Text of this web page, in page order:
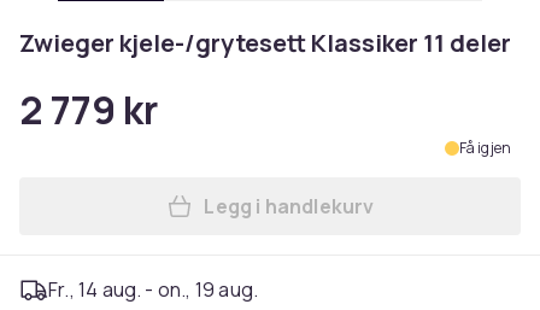
Zwieger kjele-/grytesett Klassiker 11 deler
2 779 kr
Få igjen
Legg Zwieger kjele-/
Legg i handlekurv
Fr., 14 aug. - on., 19 aug.